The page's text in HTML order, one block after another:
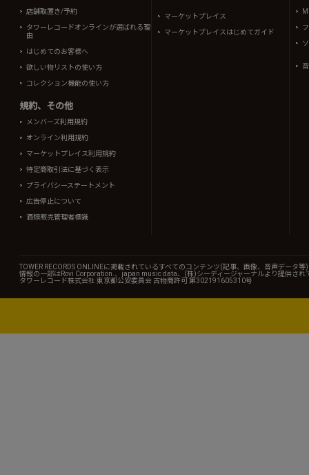
店舗取置き/予約
タワーレコードオンラインが選ばれる理
由
はじめてのお客様へ
欲しい物リストの使い方
コレクション機能の使い方
規約、その他
メンバーズ利用規約
オンライン利用規約
マーケットプレイス利用規約
特定商取引法に基づく表示
プライバシーステートメント
広告停止について
酒類販売管理者標識
マーケットプレイス
マーケットプレイスはじめてガイド
TOWER RECORDS ONLINEに掲載されているすべてのコンテンツ(記事、画像、音声データ
情報の一部はRovi Corporation.、japan music data、(株)シーディージャーナルより提供され
タワーレコード株式会社 東京都公安委員会 古物商許可 第302191605310号